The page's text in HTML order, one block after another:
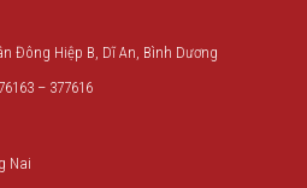
Đông Hiệp B, Dĩ An, Bình Dương
– 377616
Nai